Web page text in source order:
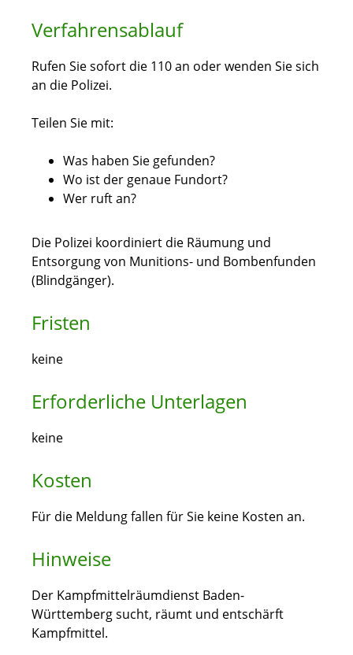
Verfahrensablauf
Rufen Sie sofort die 110 an oder wenden Sie sich
an die Polizei.
Teilen Sie mit:
Was haben Sie gefunden?
Wo ist der genaue Fundort?
Wer ruft an?
Die Polizei koordiniert die Räumung und
Entsorgung von Munitions- und Bombenfunden
(Blindgänger).
Fristen
keine
Erforderliche Unterlagen
keine
Kosten
Für die Meldung fallen für Sie keine Kosten an.
Hinweise
Der Kampfmittelräumdienst Baden-
Württemberg sucht, räumt und entschärft
Kampfmittel.